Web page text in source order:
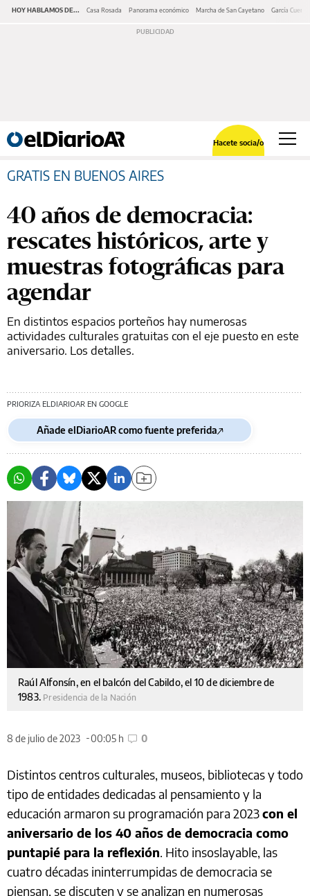
HOY HABLAMOS DE... Casa Rosada Panorama económico Marcha de San Cayetano García Cuerva
Hacete socia/o
GRATIS EN BUENOS AIRES
40 años de democracia:
rescates históricos, arte y
muestras fotográficas para
agendar
En distintos espacios porteños hay numerosas
actividades culturales gratuitas con el eje puesto en este
aniversario. Los detalles.
PRIORIZA ELDIARIOAR EN GOOGLE
Añade elDiarioAR como fuente preferida
Raúl Alfonsín, en el balcón del Cabildo, el 10 de diciembre de
1983. Presidencia de la Nación
8 de julio de 2023 00:05 h 0
Distintos centros culturales, museos, bibliotecas y todo
tipo de entidades dedicadas al pensamiento y la
educación armaron su programación para 2023con el
aniversario de los 40 años de democracia como
puntapié para la reflexión. Hito insoslayable, las
cuatro décadas ininterrumpidas de democracia se
piensan, se discuten y se analizan en numerosas